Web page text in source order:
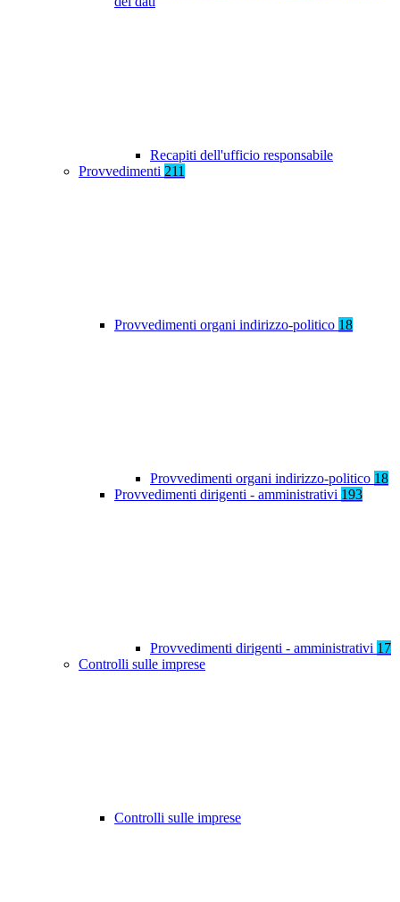
Recapiti dell'ufficio responsabile
Provvedimenti 211
Provvedimenti organi indirizzo-politico 18
Provvedimenti organi indirizzo-politico 18
Provvedimenti dirigenti - amministrativi 193
Provvedimenti dirigenti - amministrativi 17
Controlli sulle imprese
Controlli sulle imprese